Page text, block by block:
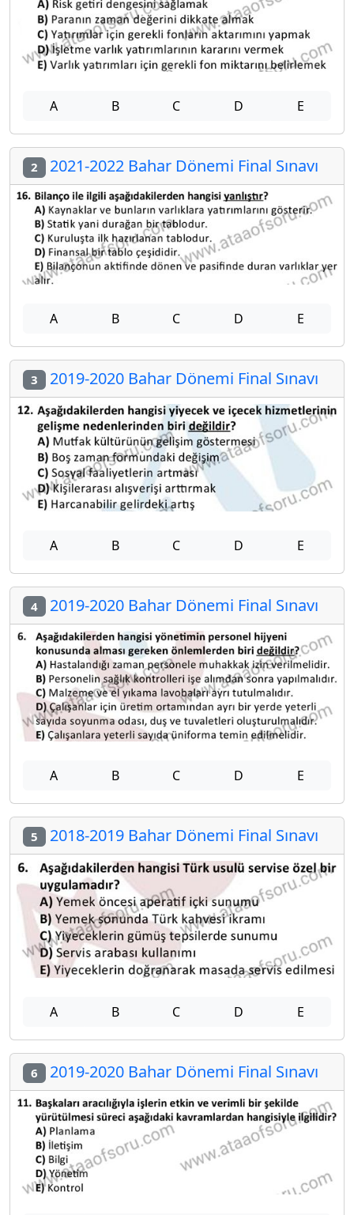
A B C D E
2 2021-2022 Bahar Dönemi Final Sınavı
A B C D E
3 2019-2020 Bahar Dönemi Final Sınavı
A B C D E
4 2019-2020 Bahar Dönemi Final Sınavı
A B C D E
5 2018-2019 Bahar Dönemi Final Sınavı
A B C D E
6 2019-2020 Bahar Dönemi Final Sınavı